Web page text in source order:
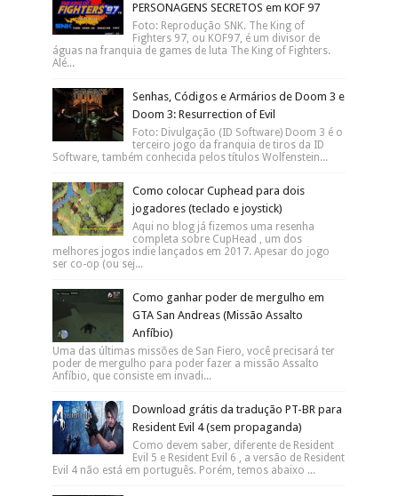
PERSONAGENS SECRETOS em KOF 97
Foto: Reprodução SNK. The King of
Fighters 97, ou KOF97, é um divisor de
águas na franquia de games de luta The King of Fighters.
Alé...
Senhas, Códigos e Armários de Doom 3 e
Doom 3: Resurrection of Evil
Foto: Divulgação (ID Software) Doom 3 é o
terceiro jogo da franquia de tiros da ID
Software, também conhecida pelos títulos Wolfenstein...
Como colocar Cuphead para dois
jogadores (teclado e joystick)
Aqui no blog já fizemos uma resenha
completa sobre CupHead , um dos
melhores jogos indie lançados em 2017. Apesar do jogo
ser co-op (ou sej...
Como ganhar poder de mergulho em
GTA San Andreas (Missão Assalto
Anfíbio)
Uma das últimas missões de San Fiero, você precisará ter
poder de mergulho para poder fazer a missão Assalto
Anfíbio, que consiste em invadi...
Download grátis da tradução PT-BR para
Resident Evil 4 (sem propaganda)
Como devem saber, diferente de Resident
Evil 5 e Resident Evil 6 , a versão de Resident
Evil 4 não está em português. Porém, temos abaixo ...